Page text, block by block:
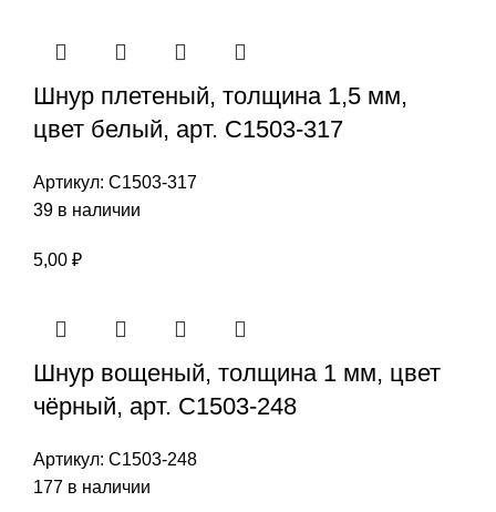
Шнур плетеный, толщина 1,5 мм,
цвет белый, арт. С1503-317
Артикул: С1503-317
39 в наличии
5,00 ₽
Шнур вощеный, толщина 1 мм, цвет
чёрный, арт. С1503-248
Артикул: С1503-248
177 в наличии